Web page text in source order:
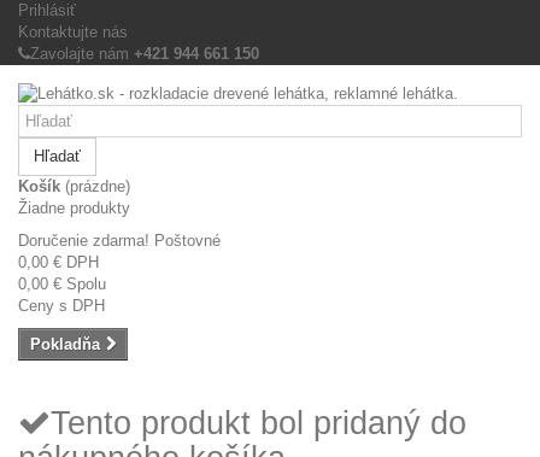
Prihlásiť
Kontaktujte nás
Zavolajte nám +421 944 661 150
Hľadať
Košík (prázdne)
Žiadne produkty
Doručenie zdarma! Poštovné
0,00 € DPH
0,00 € Spolu
Ceny s DPH
Pokladňa
Tento produkt bol pridaný do